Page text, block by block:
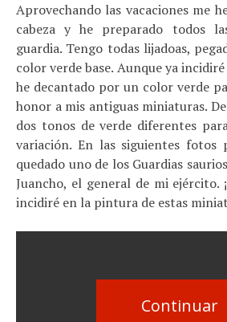
Aprovechando las vacaciones me
cabeza y he preparado todos
guardia. Tengo todas lijadoas,
color verde base. Aunque ya
he decantado por un color verde
honor a mis antiguas miniaturas.
dos tonos de verde diferentes
variación. En las siguientes fotos
quedado uno de los Guardias
Juancho, el general de mi ejército.
incidiré en la pintura de estas
Continuar